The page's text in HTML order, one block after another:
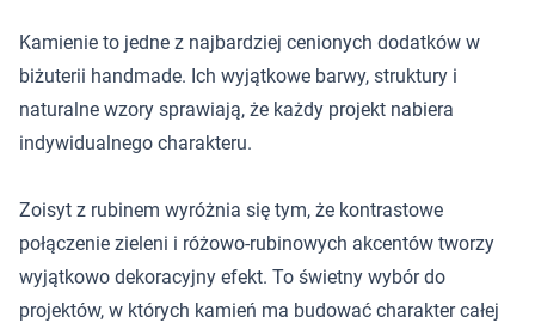
Kamienie to jedne z najbardziej cenionych dodatków w
biżuterii handmade. Ich wyjątkowe barwy, struktury i
naturalne wzory sprawiają, że każdy projekt nabiera
indywidualnego charakteru.
Zoisyt z rubinem wyróżnia się tym, że kontrastowe
połączenie zieleni i różowo-rubinowych akcentów tworzy
wyjątkowo dekoracyjny efekt. To świetny wybór do
projektów, w których kamień ma budować charakter całej